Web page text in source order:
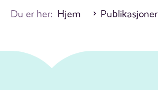
Du er her: Hjem Publikasjoner